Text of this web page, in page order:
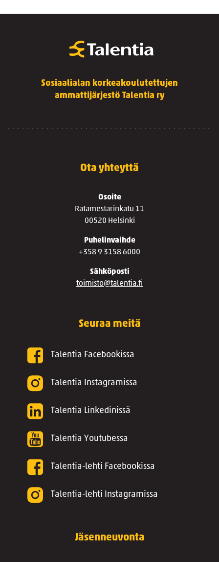
Sosiaalialan korkeakoulutettujen
ammattijärjestö Talentia ry
Ota yhteyttä
Osoite
Ratamestarinkatu 11
00520 Helsinki
Puhelinvaihde
+358 9 3158 6000
Sähköposti
toimisto@talentia.fi
Seuraa meitä
Talentia Facebookissa
Talentia Instagramissa
Talentia Linkedinissä
Talentia Youtubessa
Talentia-lehti Facebookissa
Talentia-lehti Instagramissa
Jäsenneuvonta